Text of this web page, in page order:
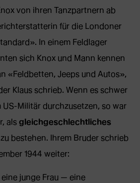
Webseite
in
Tab)
von ihren Tanzpartnern ab
für die Londoner
In einem Feldlager
sich Knox und Mann kennen
«Feldbetten, Jeeps und Autos»,
Klaus schrieb. Wenn es schwer
US-Militär durchzusetzen, so war
als gleichgeschlechtliches
bestehen. Ihrem Bruder schrieb
1944 weiter:
junge Frau — eine